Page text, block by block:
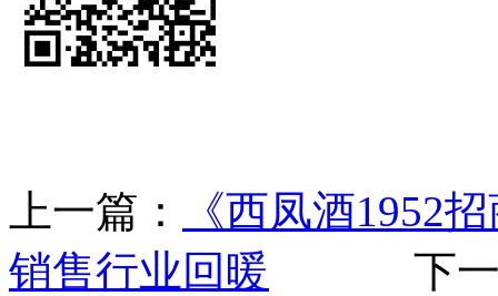
上一篇：
《西凤酒1952
销售行业回暖 下一